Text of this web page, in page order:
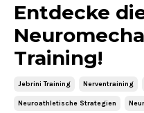
Entdecke
Training!
Jebrini Training Nerventraining
Neuroathletische Strategien